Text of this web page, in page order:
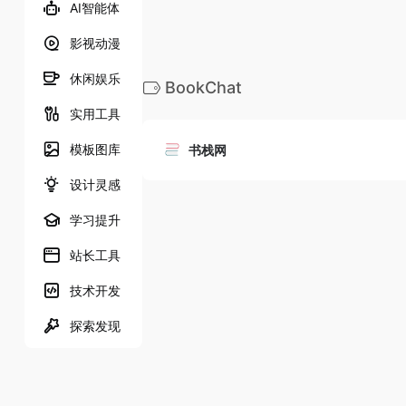
AI智能体
影视动漫
休闲娱乐
实用工具
模板图库
设计灵感
学习提升
站长工具
技术开发
探索发现
BookChat
书栈网